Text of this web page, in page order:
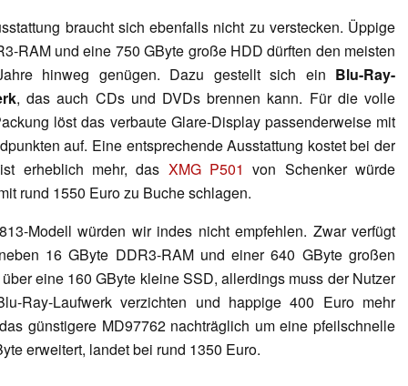
braucht sich ebenfalls nicht zu verstecken. Üppige
RAM und eine 750 GByte große HDD dürften den meisten
hinweg genügen. Dazu gestellt sich ein Blu-Ray-
, das auch CDs und DVDs brennen kann. Für die volle
löst das verbaute Glare-Display passenderweise mit
auf. Eine entsprechende Ausstattung kostet bei der
erheblich mehr, das XMG P501 von Schenker würde
rund 1550 Euro zu Buche schlagen.
Modell würden wir indes nicht empfehlen. Zwar verfügt
16 GByte DDR3-RAM und einer 640 GByte großen
eine 160 GByte kleine SSD, allerdings muss der Nutzer
Ray-Laufwerk verzichten und happige 400 Euro mehr
günstigere MD97762 nachträglich um eine pfeilschnelle
erweitert, landet bei rund 1350 Euro.